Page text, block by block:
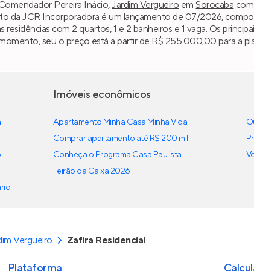
Pereira Inácio,Jardim Vergueiro emSorocaba
daJCR Incorporadora é um lançamento de 07/2026,
residências com 2 quartos, 1 e 2 banheiros e 1 vaga. Os
seu o preço está a partir de R$ 255.000,00 para a
Imóveis econômicos
Apartamento Minha Casa Minha Vida
Comprar apartamento até R$ 200 mil
Conheça o Programa Casa Paulista
Feirão da Caixa 2026
Vergueiro Zafira Residencial